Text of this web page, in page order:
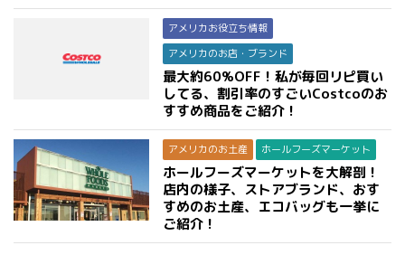
アメリカお役立ち情報
アメリカのお店・ブランド
最大約60%OFF！私が毎回リピ買い
してる、割引率のすごいCostcoのお
すすめ商品をご紹介！
アメリカのお土産 ホールフーズマーケット
ホールフーズマーケットを大解剖！
店内の様子、ストアブランド、おす
すめのお土産、エコバッグも一挙に
ご紹介！